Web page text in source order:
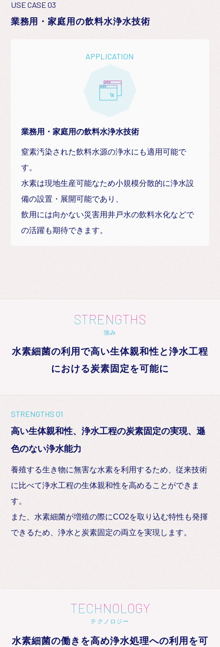
USE CASE 03
業務用・家庭用の飲料水浄水技術
APPLICATION
業務用・家庭用の飲料水浄水技術
窒素汚染された飲料水源の浄水にも適用可能で
す。
水素は現地生産可能なため小規模分散的に浄水設
備の設置・展開可能であり、
飲用には向かない災害用井戸水の飲料水化などで
の活躍も期待できます。
STRENGTHS
強み
水素細菌の利用で高い生体親和性と浄水工程
における炭素固定を可能に
STRENGTHS 01
高い生体親和性、浄水工程の炭素固定の実現、遜
色のない浄水能力
養殖する生き物に無害な水素を利用するため、従来技術
に比べて浄水工程の生体親和性を高めることができま
す。
また、水素細菌が増殖の際にCO2を取り込む特性も発揮
できるため、浄水と炭素固定の両立を実現します。
TECHNOLOGY
テクノロジー
水素細菌の働きを高め浄水処理への利用を可